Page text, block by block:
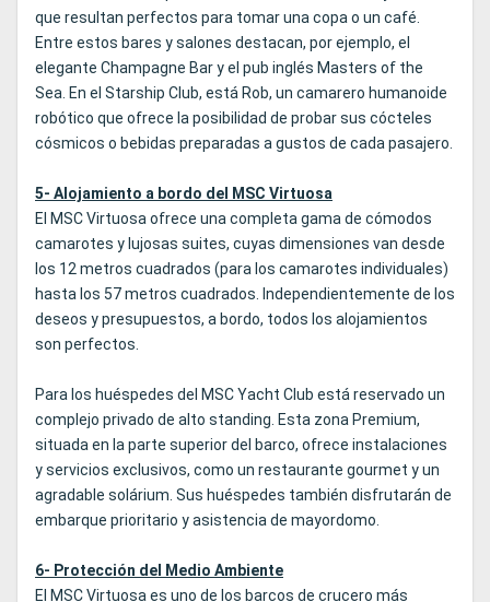
que resultan perfectos para tomar una copa o un café.
Entre estos bares y salones destacan, por ejemplo, el
elegante Champagne Bar y el pub inglés Masters of the
Sea. En el Starship Club, está Rob, un camarero humanoide
robótico que ofrece la posibilidad de probar sus cócteles
cósmicos o bebidas preparadas a gustos de cada pasajero.
5- Alojamiento a bordo del MSC Virtuosa
El MSC Virtuosa ofrece una completa gama de cómodos
camarotes y lujosas suites, cuyas dimensiones van desde
los 12 metros cuadrados (para los camarotes individuales)
hasta los 57 metros cuadrados. Independientemente de los
deseos y presupuestos, a bordo, todos los alojamientos
son perfectos.
Para los huéspedes del MSC Yacht Club está reservado un
complejo privado de alto standing. Esta zona Premium,
situada en la parte superior del barco, ofrece instalaciones
y servicios exclusivos, como un restaurante gourmet y un
agradable solárium. Sus huéspedes también disfrutarán de
embarque prioritario y asistencia de mayordomo.
6- Protección del Medio Ambiente
El MSC Virtuosa es uno de los barcos de crucero más